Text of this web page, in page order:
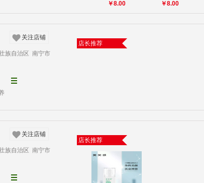
￥8.00 ￥8.00
关注店铺
族自治区 南宁市
店长推荐
关注店铺
族自治区 南宁市
店长推荐